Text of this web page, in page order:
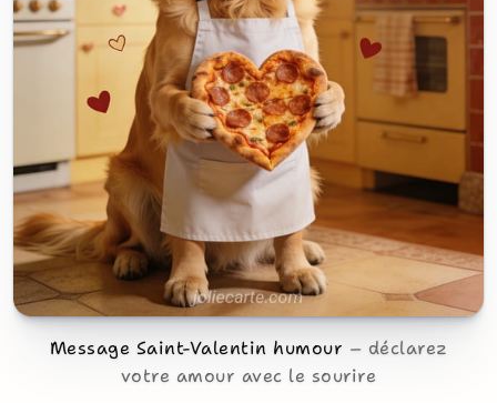
Message Saint-Valentin humour
déclarez
votre amour avec le sourire